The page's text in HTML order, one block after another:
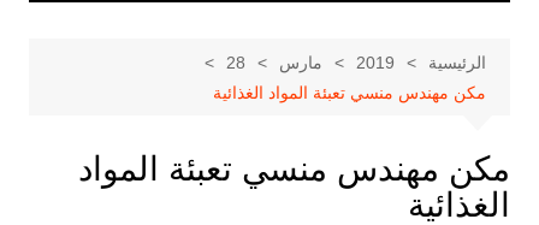
الرئيسية 2019 مارس
28
مكن مهندس منسي تعبئة المواد الغذائية
مكن مهندس منسي تعبئة المواد
الغذائية